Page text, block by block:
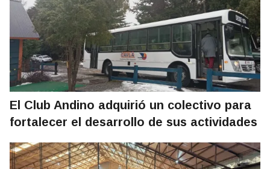
El Club Andino adquirió un colectivo para
fortalecer el desarrollo de sus actividades